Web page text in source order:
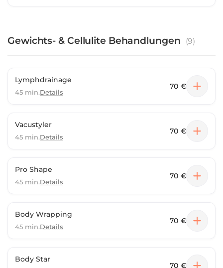
Gewichts- & Cellulite Behandlungen (9)
Lymphdrainage
45 min.Details
70 €
Vacustyler
45 min.Details
70 €
Pro Shape
45 min.Details
70 €
Body Wrapping
45 min.Details
70 €
Body Star
70 €